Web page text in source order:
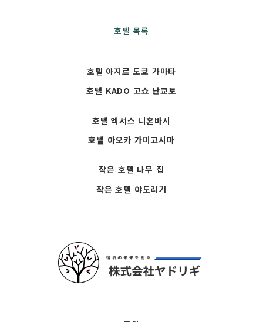
호텔 목록
호텔 아지르 도쿄 가마타
호텔 KADO 고쇼 난쿄토
호텔 엑서스 니혼바시
호텔 아오카 가미고시마
작은 호텔 나무 집
작은 호텔 야도리기